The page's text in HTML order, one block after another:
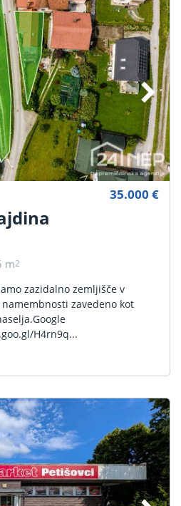
m2
35.000 €
zazidalno zemljišče v
zavedeno kot
H4rn9q...